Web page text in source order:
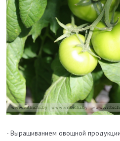
- Выращиванием овощной